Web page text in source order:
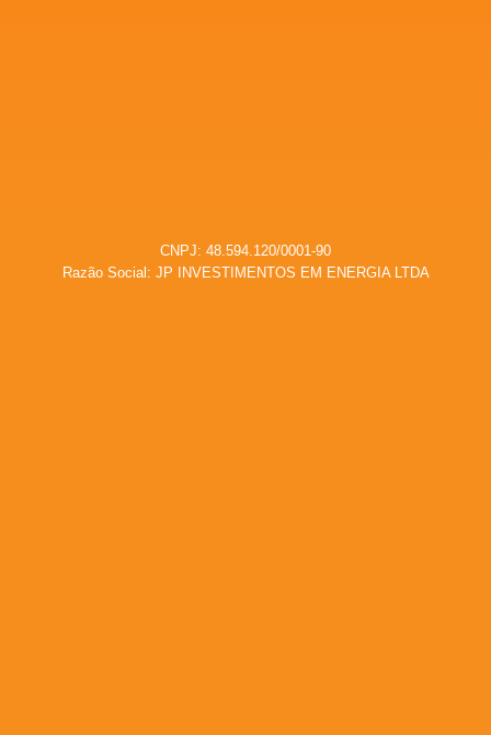
CNPJ: 48.594.120/0001-90
Razão Social: JP INVESTIMENTOS EM ENERGIA LTDA